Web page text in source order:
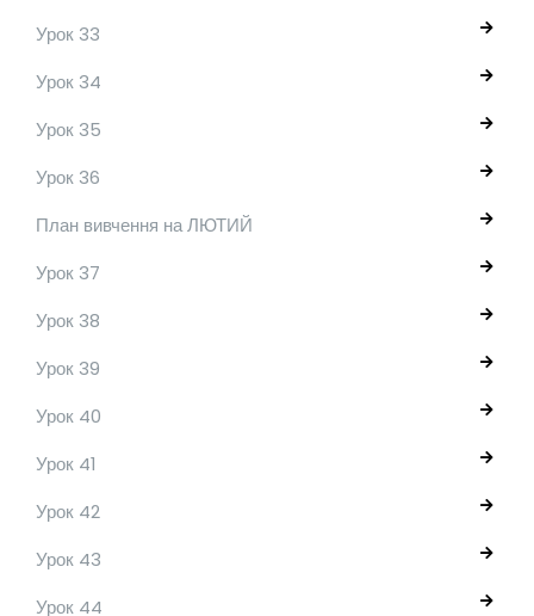
Урок 33
Урок 34
Урок 35
Урок 36
План вивчення на ЛЮТИЙ
Урок 37
Урок 38
Урок 39
Урок 40
Урок 41
Урок 42
Урок 43
Урок 44